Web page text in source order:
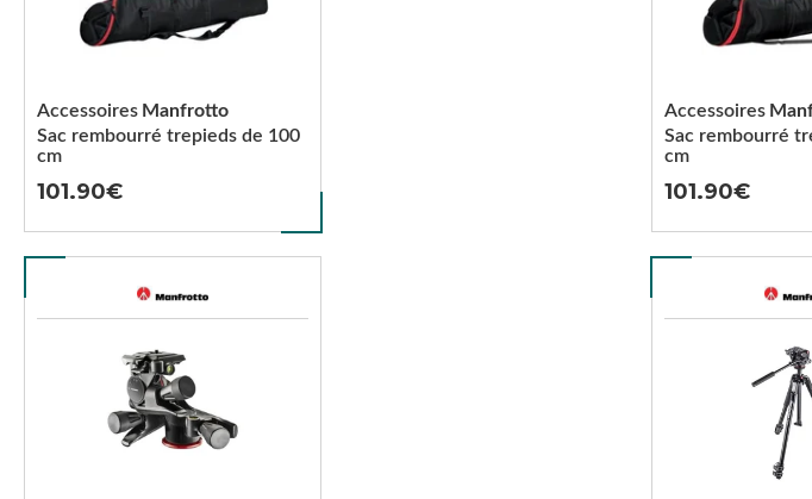
Sac rembourré trepieds de 100
cm
Accessoires Manfrotto
101.90
Sac rembourré
cm
Accessoires
101.90